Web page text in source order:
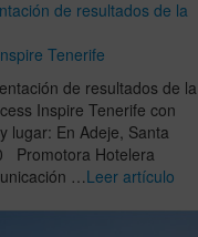
de resultados de la
Tenerife
de resultados de la
Inspire Tenerife con
lugar: En Adeje, Santa
Promotora Hotelera
…Leer artículo